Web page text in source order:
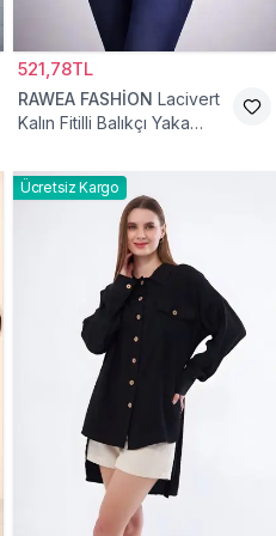
521,78TL
RAWEA FASHİON Lacivert
Kalın Fitilli Balıkçı Yaka
Ücretsiz Kargo